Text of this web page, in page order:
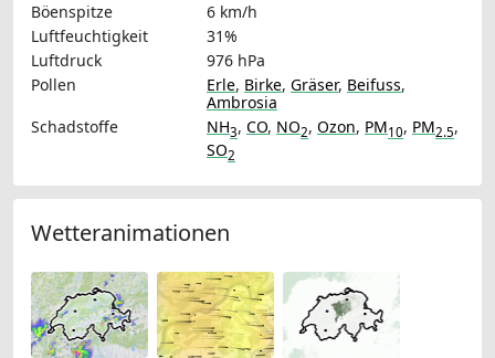
Böenspitze
6 km/h
Luftfeuchtigkeit
31%
Luftdruck
976 hPa
Pollen
Erle, Birke, Gräser, Beifuss,
Ambrosia
Schadstoffe
NH3, CO, NO2, Ozon, PM10, PM2.5,
SO2
Wetteranimationen